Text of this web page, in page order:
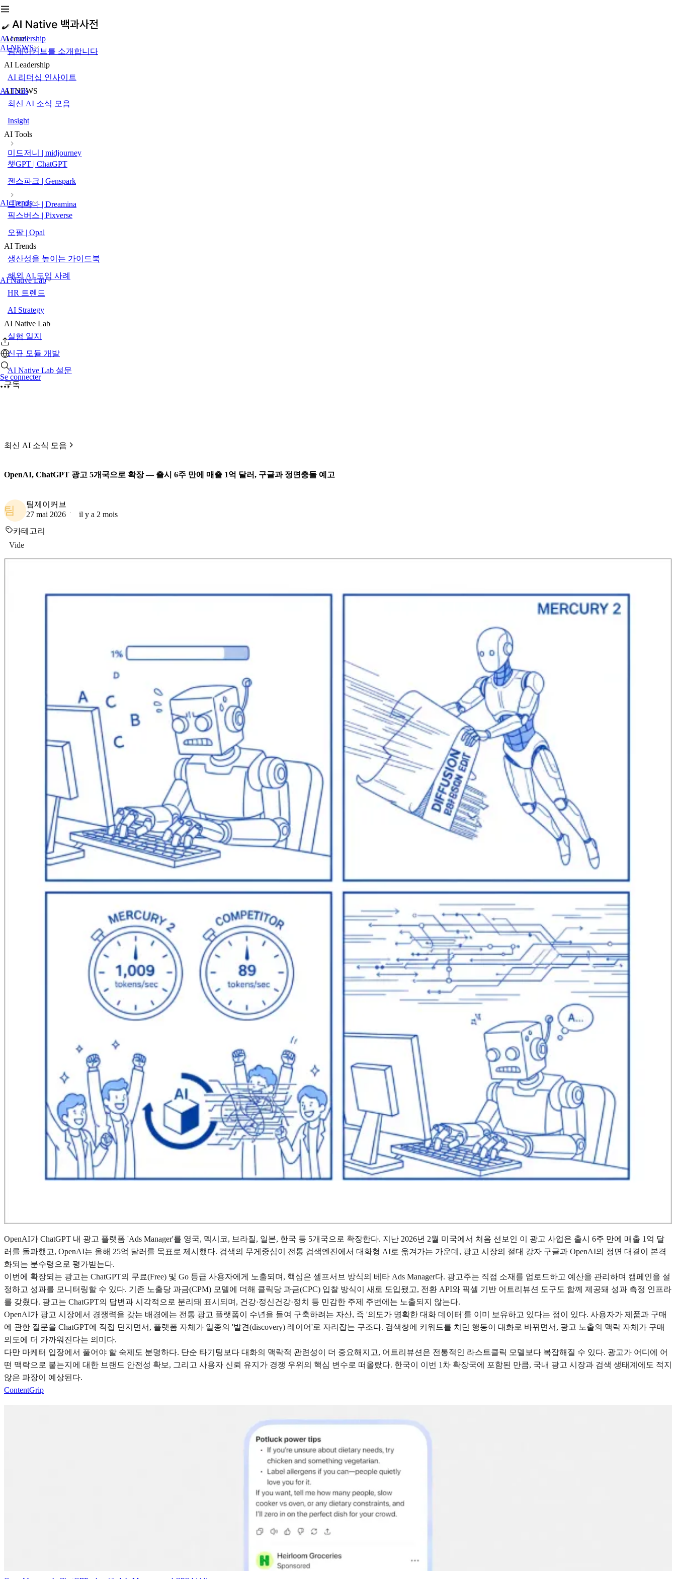
AI Leadership
AI NEWS
AI Tools
AI Trends
AI Native Lab
Se connecter
Accueil
팀제이커브를 소개합니다
AI Leadership
AI 리더십 인사이트
AI NEWS
최신 AI 소식 모음
Insight
AI Tools
미드저니 | midjourney
챗GPT | ChatGPT
젠스파크 | Genspark
드리미나 | Dreamina
픽스버스 | Pixverse
오팔 | Opal
AI Trends
생산성을 높이는 가이드북
해외 AI 도입 사례
HR 트렌드
AI Strategy
AI Native Lab
실험 일지
신규 모듈 개발
AI Native Lab 설문
구독
최신 AI 소식 모음
OpenAI, ChatGPT 광고 5개국으로 확장 — 출시 6주 만에 매출 1억 달러, 구글과 정면충돌 예고
팀
팀제이커브
27 mai 2026
il y a 2 mois
카테고리
Vide
OpenAI가 ChatGPT 내 광고 플랫폼 'Ads Manager'를 영국, 멕시코, 브라질, 일본, 한국 등 5개국으로 확장한다. 지난 2026년 2월 미국에서 처음 선보인 이 광고 사업은 출시 6주 만에 매출 1억 달
러를 돌파했고, OpenAI는 올해 25억 달러를 목표로 제시했다. 검색의 무게중심이 전통 검색엔진에서 대화형 AI로 옮겨가는 가운데, 광고 시장의 절대 강자 구글과 OpenAI의 정면 대결이 본격
화되는 분수령으로 평가받는다.
이번에 확장되는 광고는 ChatGPT의 무료(Free) 및 Go 등급 사용자에게 노출되며, 핵심은 셀프서브 방식의 베타 Ads Manager다. 광고주는 직접 소재를 업로드하고 예산을 관리하며 캠페인을 설
정하고 성과를 모니터링할 수 있다. 기존 노출당 과금(CPM) 모델에 더해 클릭당 과금(CPC) 입찰 방식이 새로 도입됐고, 전환 API와 픽셀 기반 어트리뷰션 도구도 함께 제공돼 성과 측정 인프라
를 갖췄다. 광고는 ChatGPT의 답변과 시각적으로 분리돼 표시되며, 건강·정신건강·정치 등 민감한 주제 주변에는 노출되지 않는다.
OpenAI가 광고 시장에서 경쟁력을 갖는 배경에는 전통 광고 플랫폼이 수년을 들여 구축하려는 자산, 즉 '의도가 명확한 대화 데이터'를 이미 보유하고 있다는 점이 있다. 사용자가 제품과 구매
에 관한 질문을 ChatGPT에 직접 던지면서, 플랫폼 자체가 일종의 '발견(discovery) 레이어'로 자리잡는 구조다. 검색창에 키워드를 치던 행동이 대화로 바뀌면서, 광고 노출의 맥락 자체가 구매
의도에 더 가까워진다는 의미다.
다만 마케터 입장에서 풀어야 할 숙제도 분명하다. 단순 타기팅보다 대화의 맥락적 관련성이 더 중요해지고, 어트리뷰션은 전통적인 라스트클릭 모델보다 복잡해질 수 있다. 광고가 어디에 어
떤 맥락으로 붙는지에 대한 브랜드 안전성 확보, 그리고 사용자 신뢰 유지가 경쟁 우위의 핵심 변수로 떠올랐다. 한국이 이번 1차 확장국에 포함된 만큼, 국내 광고 시장과 검색 생태계에도 적지
않은 파장이 예상된다.
ContentGrip